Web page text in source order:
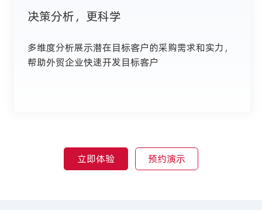
决策分析，更科学
多维度分析展示潜在目标客户的采购需求和实力，
帮助外贸企业快速开发目标客户
立即体验 预约演示